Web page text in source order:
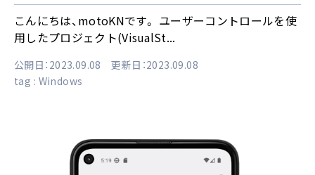
こんにちは、motoKNです。 ユーザーコントロールを使
用したプロジェクト(VisualSt...
公開日：2023.09.08 更新日：2023.09.08
tag : Windows